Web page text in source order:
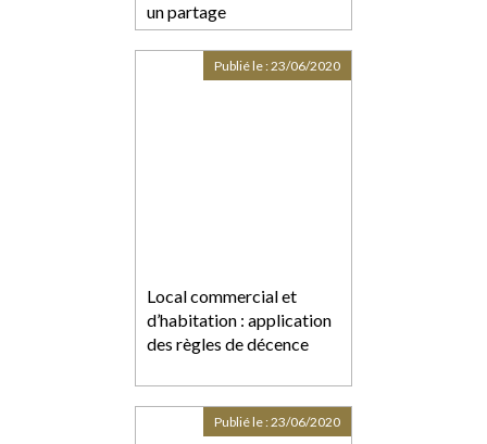
un partage
Local commercial et
d’habitation : application
des règles de décence
Publié le :23/06/2020
Publié le :23/06/2020